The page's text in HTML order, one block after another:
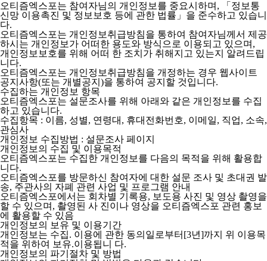
오티즘엑스포는 참여자님의 개인정보를 중요시하며, 「정보통
신망 이용촉진 및 정보보호 등에 관한 법률」을 준수하고 있습니
다.
오티즘엑스포는 개인정보취급방침을 통하여 참여자님께서 제공
하시는 개인정보가 어떠한 용도와 방식으로 이용되고 있으며,
개인정보보호를 위해 어떠 한 조치가 취해지고 있는지 알려드립
니다.
오티즘엑스포는 개인정보취급방침을 개정하는 경우 웹사이트
공지사항(또는 개별공지)을 통하여 공지할 것입니다.
수집하는 개인정보 항목
오티즘엑스포는 설문조사를 위해 아래와 같은 개인정보를 수집
하고 있습니다.
수집항목 : 이름, 성별, 연령대, 휴대전화번호, 이메일, 직업, 소속,
관심사
개인정보 수집방법 : 설문조사 페이지
개인정보의 수집 및 이용목적
오티즘엑스포는 수집한 개인정보를 다음의 목적을 위해 활용합
니다.
오티즘엑스포를 방문하신 참여자에 대한 설문 조사 및 초대권 발
송, 주관사의 자폐 관련 사업 및 프로그램 안내
오티즘엑스포에서는 회차별 기록용, 보도용 사진 및 영상 촬영을
할 수 있으며, 촬영된 사 진이나 영상을 오티즘엑스포 관련 홍보
에 활용할 수 있음
개인정보의 보유 및 이용기간
개인정보는 수집. 이용에 관한 동의일로부터[3년]까지 위 이용목
적을 위하여 보유.이용됩니 다.
개인정보의 파기절차 및 방법